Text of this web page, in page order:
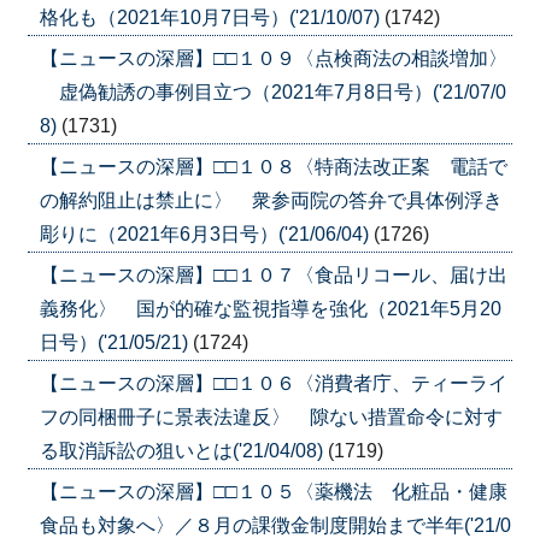
格化も（2021年10月7日号）('21/10/07) (1742)
【ニュースの深層】□□１０９〈点検商法の相談増加〉
虚偽勧誘の事例目立つ（2021年7月8日号）('21/07/0
8) (1731)
【ニュースの深層】□□１０８〈特商法改正案 電話で
の解約阻止は禁止に〉 衆参両院の答弁で具体例浮き
彫りに（2021年6月3日号）('21/06/04) (1726)
【ニュースの深層】□□１０７〈食品リコール、届け出
義務化〉 国が的確な監視指導を強化（2021年5月20
日号）('21/05/21) (1724)
【ニュースの深層】□□１０６〈消費者庁、ティーライ
フの同梱冊子に景表法違反〉 隙ない措置命令に対す
る取消訴訟の狙いとは('21/04/08) (1719)
【ニュースの深層】□□１０５〈薬機法 化粧品・健康
食品も対象へ〉／８月の課徴金制度開始まで半年('21/0